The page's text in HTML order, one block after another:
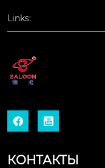
Links:
 
КОНТАКТЫ